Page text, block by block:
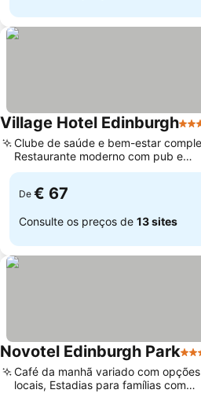
Village Hotel Edinburgh4
Clube de saúde e bem-estar
Restaurante moderno com pub e
grelhados
De € 67
Consulte os preços de 13 sites
Novotel Edinburgh Park4
Café da manhã variado com opções
locais, Estadias para famílias com